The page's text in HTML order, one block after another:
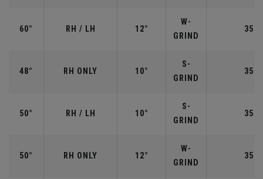
60° RH / LH 12°
W-
GRIND
48° RH ONLY 10°
S-
GRIND
50° RH / LH 10°
S-
GRIND
50° RH ONLY 12°
W-
GRIND